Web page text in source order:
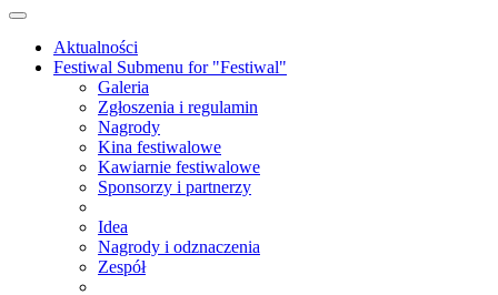
Aktualności
Festiwal Submenu for "Festiwal"
Galeria
Zgłoszenia i regulamin
Nagrody
Kina festiwalowe
Kawiarnie festiwalowe
Sponsorzy i partnerzy
Idea
Nagrody i odznaczenia
Zespół